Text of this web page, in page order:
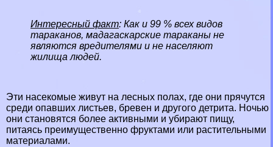
Интересный факт: Как и 99 % всех видов
таpaканов, мадагаскарские таpaканы не
являются вредителями и не населяют
жилища людей.
Эти насекомые живут на лесных полах, где они прячутся
среди опавших листьев, бревен и другого детрита. Ночью
они становятся более активными и убирают пищу,
питаясь преимущественно фруктами или растительными
материалами.